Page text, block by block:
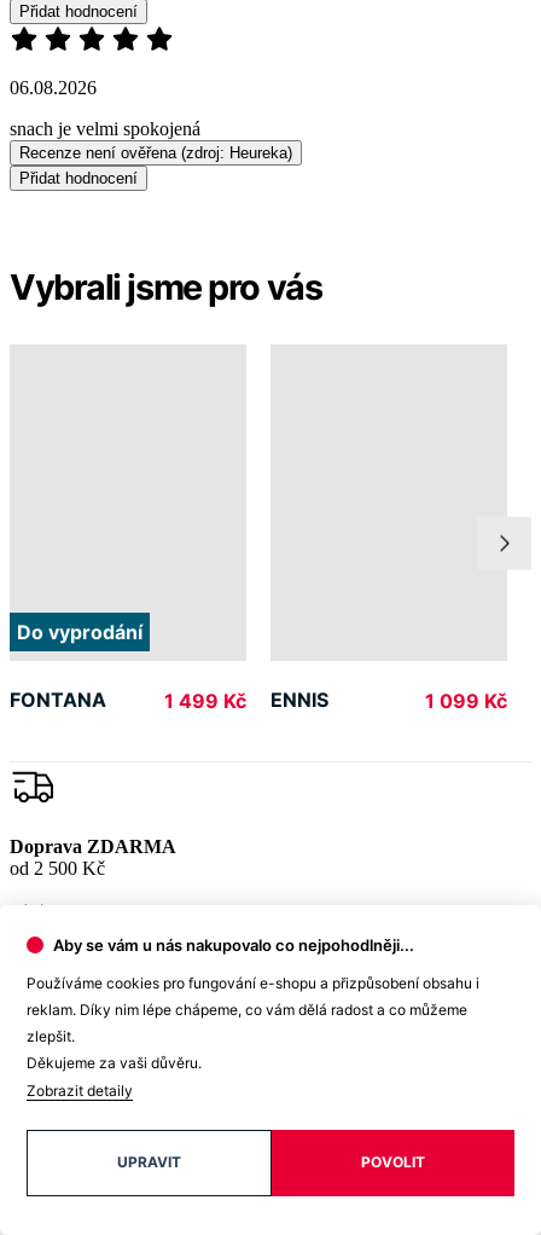
Přidat hodnocení
06.08.2026
snach je velmi spokojená
Recenze není ověřena (zdroj: Heureka)
Přidat hodnocení
Vybrali jsme pro vás
Do vyprodání
FONTANA 1 499 Kč ENNIS 1 099 Kč
Doprava ZDARMA
od 2 500 Kč
Garance
vrácení peněz
Aby se vám u nás nakupovalo co nejpohodlněji...
Používáme cookies pro fungování e-shopu a přizpůsobení obsahu i
reklam. Díky nim lépe chápeme, co vám dělá radost a co můžeme
zlepšit.
Děkujeme za vaši důvěru.
Zobrazit detaily
POVOLIT
UPRAVIT